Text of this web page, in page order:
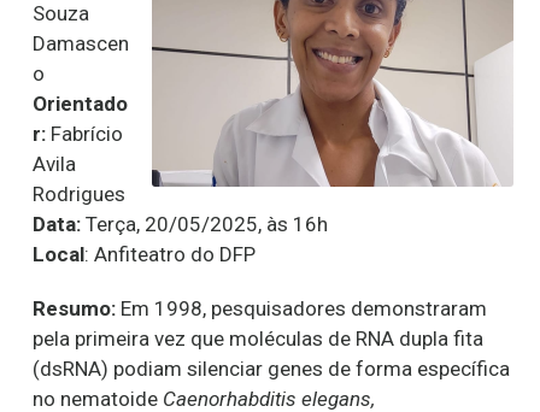
Souza
Damascen
o
Orientado
r: Fabrício
Avila
Rodrigues
Data: Terça, 20/05/2025, às 16h
Local: Anfiteatro do DFP
Resumo: Em 1998, pesquisadores demonstraram
pela primeira vez que moléculas de RNA dupla fita
(dsRNA) podiam silenciar genes de forma específica
no nematoide Caenorhabditis elegans,